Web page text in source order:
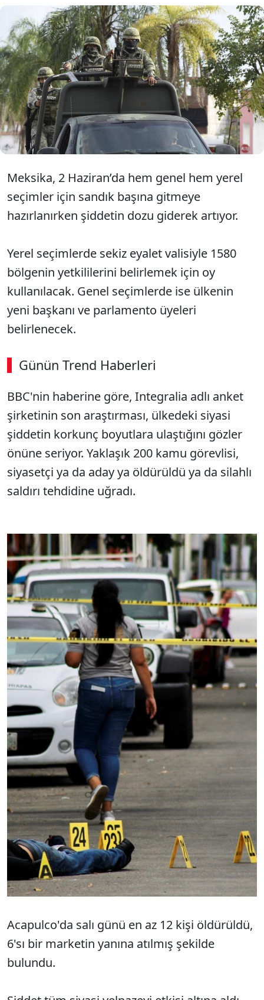
Meksika tarihinin şiddet dozu en yüksek
seçimine günler kaldı. Çok sayıda aday silahlı
saldırılar sonucu öldürüldü, yarışa devam
edenler ise ölümle burun buruna kampanya
yürütüyor.
Meksika, 2 Haziran’da hem genel hem yerel
seçimler için sandık başına gitmeye
hazırlanırken şiddetin dozu giderek artıyor.
Yerel seçimlerde sekiz eyalet valisiyle 1580
bölgenin yetkililerini belirlemek için oy
kullanılacak. Genel seçimlerde ise ülkenin
yeni başkanı ve parlamento üyeleri
belirlenecek.
Günün Trend Haberleri
SÖZCÜ SON DAKİKA
BBC'nin haberine göre, Integralia adlı anket
şirketinin son araştırması, ülkedeki siyasi
şiddetin korkunç boyutlara ulaştığını gözler
önüne seriyor. Yaklaşık 200 kamu görevlisi,
siyasetçi ya da aday ya öldürüldü ya da silahlı
saldırı tehdidine uğradı.
Acapulco'da salı günü en az 12 kişi öldürüldü,
6'sı bir marketin yanına atılmış şekilde
bulundu.